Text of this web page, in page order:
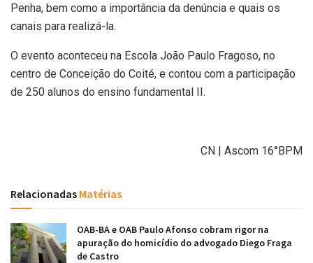
Penha, bem como a importância da denúncia e quais os
canais para realizá-la.
O evento aconteceu na Escola João Paulo Fragoso, no
centro de Conceição do Coité, e contou com a participação
de 250 alunos do ensino fundamental II.
CN | Ascom 16°BPM
Relacionadas Matérias
OAB-BA e OAB Paulo Afonso cobram rigor na
apuração do homicídio do advogado Diego Fraga
de Castro